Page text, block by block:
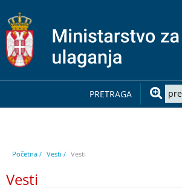
PRETRAGA
Početna / Vesti / Vesti
Vesti